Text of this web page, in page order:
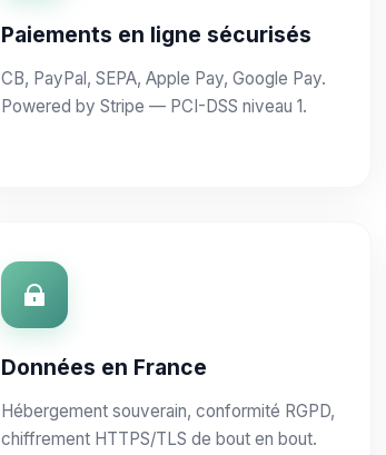
Paiements en ligne sécurisés
CB, PayPal, SEPA, Apple Pay, Google Pay.
Powered by Stripe — PCI-DSS niveau 1.
Données en France
Hébergement souverain, conformité RGPD,
chiffrement HTTPS/TLS de bout en bout.